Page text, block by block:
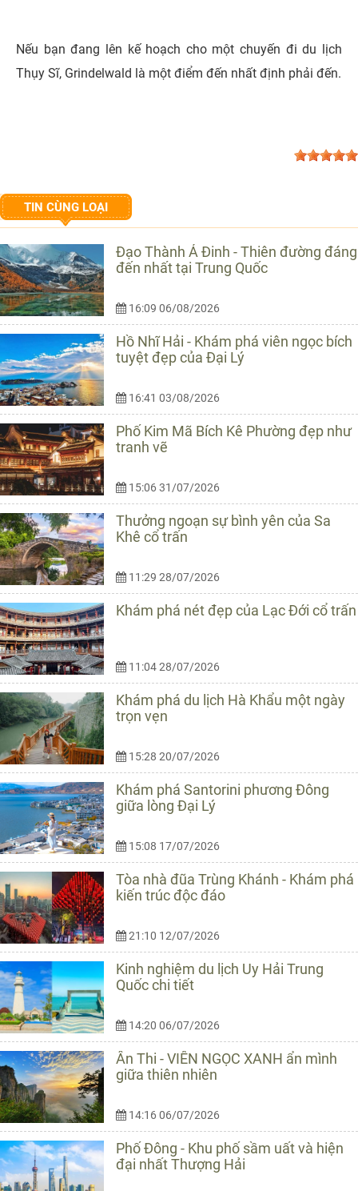
Nếu bạn đang lên kế hoạch cho một chuyến đi du lịch
Thụy Sĩ, Grindelwald là một điểm đến nhất định phải đến.
TIN CÙNG LOẠI
Đạo Thành Á Đinh - Thiên đường đáng
đến nhất tại Trung Quốc
16:09 06/08/2026
Hồ Nhĩ Hải - Khám phá viên ngọc bích
tuyệt đẹp của Đại Lý
16:41 03/08/2026
Phố Kim Mã Bích Kê Phường đẹp như
tranh vẽ
15:06 31/07/2026
Thưởng ngoạn sự bình yên của Sa
Khê cổ trấn
11:29 28/07/2026
Khám phá nét đẹp của Lạc Đới cổ trấn
11:04 28/07/2026
Khám phá du lịch Hà Khẩu một ngày
trọn vẹn
15:28 20/07/2026
Khám phá Santorini phương Đông
giữa lòng Đại Lý
15:08 17/07/2026
Tòa nhà đũa Trùng Khánh - Khám phá
kiến trúc độc đáo
21:10 12/07/2026
Kinh nghiệm du lịch Uy Hải Trung
Quốc chi tiết
14:20 06/07/2026
Ân Thi - VIÊN NGỌC XANH ẩn mình
giữa thiên nhiên
14:16 06/07/2026
Phố Đông - Khu phố sầm uất và hiện
đại nhất Thượng Hải